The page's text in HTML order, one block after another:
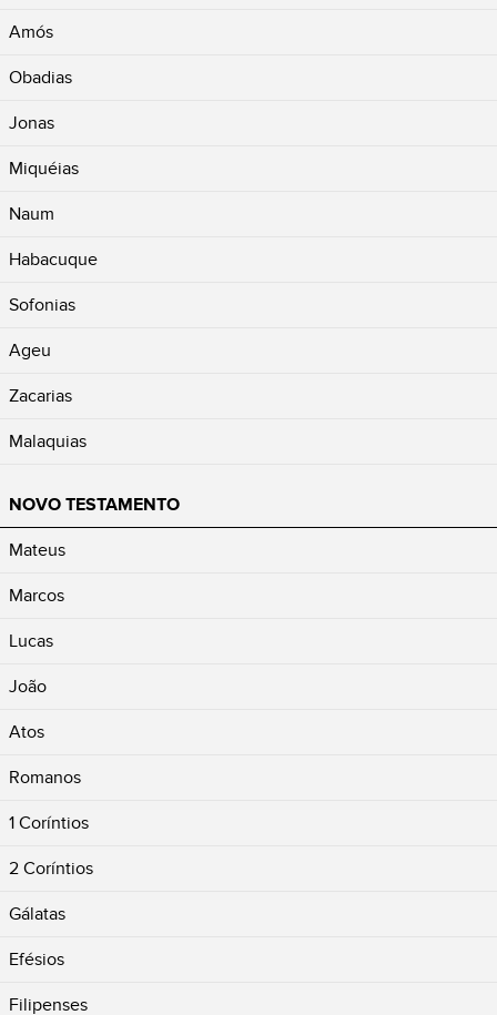
Amós
Obadias
Jonas
Miquéias
Naum
Habacuque
Sofonias
Ageu
Zacarias
Malaquias
NOVO TESTAMENTO
Mateus
Marcos
Lucas
João
Atos
Romanos
1 Coríntios
2 Coríntios
Gálatas
Efésios
Filipenses